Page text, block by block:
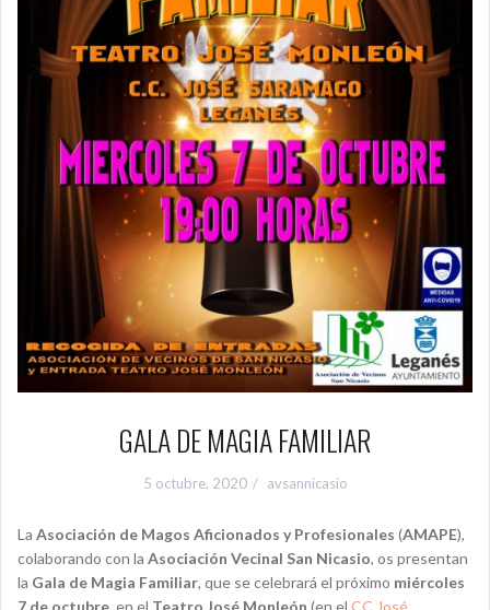
GALA DE MAGIA FAMILIAR
5 octubre, 2020 avsannicasio
La Asociación de Magos Aficionados y Profesionales (AMAPE),
colaborando con la Asociación Vecinal San Nicasio, os presentan
la Gala de Magia Familiar, que se celebrará el próximo miércoles
7 de octubre, en el Teatro José Monleón (en el CC José